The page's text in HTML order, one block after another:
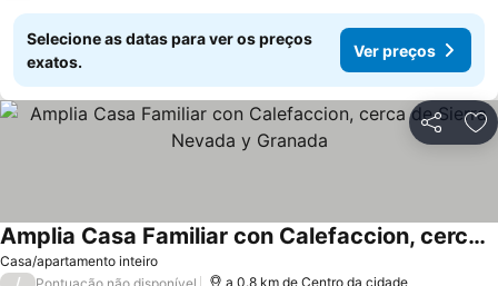
Selecione as datas para ver os preços
exatos.
Ver preços
Partilhar
Casa/apartamento inteiro
Amplia Casa Familiar con Calefaccion, cerca de Sierra Nevada y Granada
/ Pontuação não disponível a 0.8 km de Centro da cidade